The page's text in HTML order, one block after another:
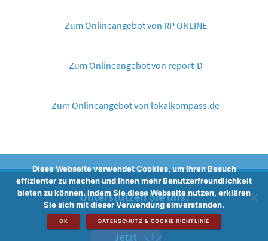
Zum Onlineangebot von RP ONLINE
Zum Onlineangebot von report-D
Zum Onlineangebot von lokalkompass.de
Unterstützen Sie uns:
Diese Webseite verwendet Cookies, um Ihren Besuch
effizienter zu machen und Ihnen mehr Benutzerfreundlichkeit
bieten zu können. Indem Sie diese Webseite nutzen, erklären
Sie sich mit dieser Verwendung einverstanden.
OK DATENSCHUTZ & COOKIE RICHTLINIE